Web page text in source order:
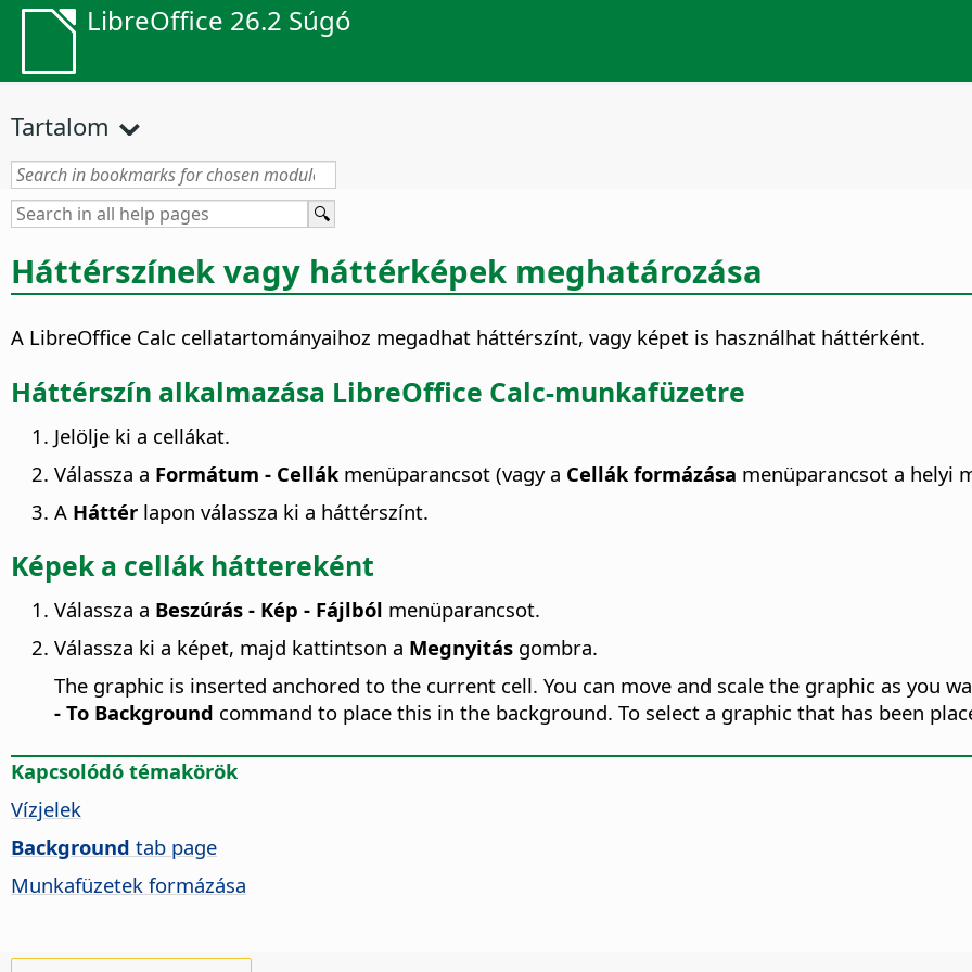
LibreOffice 26.2 Súgó
Tartalom
Háttérszínek vagy háttérképek meghatározása
A LibreOffice Calc cellatartományaihoz megadhat háttérszínt, vagy képet is használhat háttérként.
Háttérszín alkalmazása LibreOffice Calc-munkafüzetre
Jelölje ki a cellákat.
Válassza a Formátum - Cellák menüparancsot (vagy a Cellák formázása menüparancsot a helyi
A Háttér lapon válassza ki a háttérszínt.
Képek a cellák háttereként
Válassza a Beszúrás - Kép - Fájlból menüparancsot.
Válassza ki a képet, majd kattintson a Megnyitás gombra.
The graphic is inserted anchored to the current cell. You can move and scale the graphic as you
- To Background command to place this in the background. To select a graphic that has been
Kapcsolódó témakörök
Vízjelek
Background tab page
Munkafüzetek formázása